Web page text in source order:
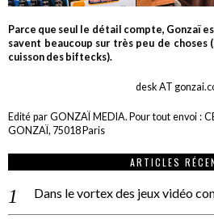
Parce que seul le détail compte, Gonzaï
savent beaucoup sur très peu de
cuisson des biftecks).
desk AT
Edité par GONZAÏ MEDIA. Pour tout envoi :
GONZAÏ, 75018 Paris
ARTICLES
Dans le vortex des jeux vidéo